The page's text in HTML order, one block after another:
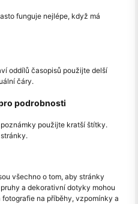
funguje nejlépe, když má
oddílů časopisů použijte delší
čáry.
podrobnosti
použijte kratší štítky.
všechno o tom, aby stránky
a dekorativní dotyky mohou
na příběhy, vzpomínky a